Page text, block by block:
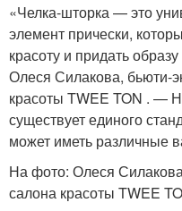
«Челка-шторка — это
элемент прически,
красоту и придать
Олеся Силакова, бьюти-
красоты TWEE TON . —
существует единого
может иметь различные
На фото: Олеся
салона красоты TWEE